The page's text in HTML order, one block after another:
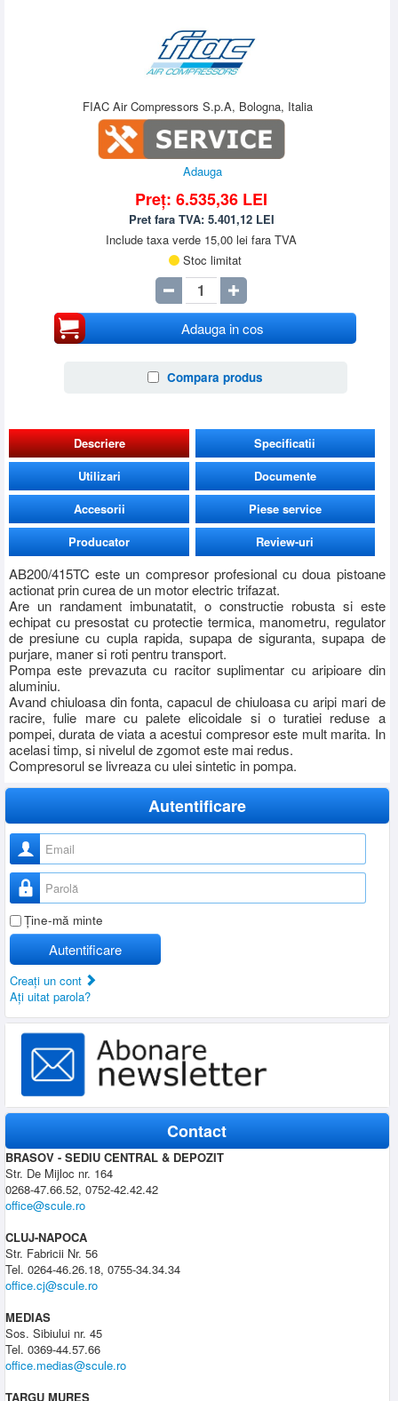
FIAC Air Compressors S.p.A, Bologna, Italia
Adauga
Preț:6.535,36 LEI
Pret fara TVA: 5.401,12 LEI
Include taxa verde 15,00 lei fara TVA
Stoc limitat
Adauga in cos
Compara produs
Descriere
AB200/415TC este un compresor profesional cu doua pistoane
actionat prin curea de un motor electric trifazat.
Are un randament imbunatatit, o constructie robusta si este
echipat cu presostat cu protectie termica, manometru, regulator
de presiune cu cupla rapida, supapa de siguranta, supapa de
purjare, maner si roti pentru transport.
Pompa este prevazuta cu racitor suplimentar cu aripioare din
aluminiu.
Avand chiuloasa din fonta, capacul de chiuloasa cu aripi mari de
racire, fulie mare cu palete elicoidale si o turatiei reduse a
pompei, durata de viata a acestui compresor este mult marita. In
acelasi timp, si nivelul de zgomot este mai redus.
Compresorul se livreaza cu ulei sintetic in pompa.
Specificatii
Utilizari
Documente
Accesorii
Piese service
Producator
Review-uri
Autentificare
Nume utilizator
Parolă
Ţine-mă minte
Autentificare
Creaţi un cont
Aţi uitat parola?
Contact
BRASOV - SEDIU CENTRAL & DEPOZIT
Str. De Mijloc nr. 164
0268-47.66.52, 0752-42.42.42
office@scule.ro
CLUJ-NAPOCA
Str. Fabricii Nr. 56
Tel. 0264-46.26.18, 0755-34.34.34
office.cj@scule.ro
MEDIAS
Sos. Sibiului nr. 45
Tel. 0369-44.57.66
office.medias@scule.ro
TARGU MURES